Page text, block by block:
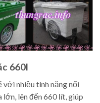
660l
nhiều tính năng nổi
lên đến 660 lít, giúp